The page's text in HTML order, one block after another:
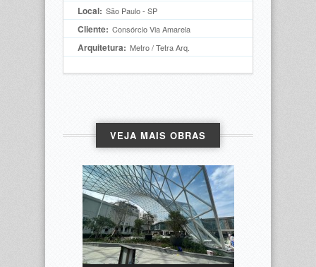
Local: São Paulo - SP
Cliente: Consórcio Via Amarela
Arquitetura: Metro / Tetra Arq.
VEJA MAIS OBRAS